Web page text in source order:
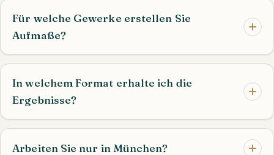
Für welche Gewerke erstellen Sie
Aufmaße?
In welchem Format erhalte ich die
Ergebnisse?
Arbeiten Sie nur in München?